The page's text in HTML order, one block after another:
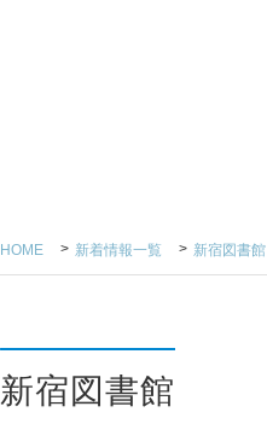
HOME 新着情報一覧 新宿図書館
新宿図書館